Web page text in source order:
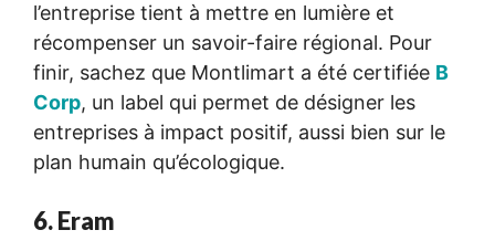
l’entreprise tient à mettre en lumière et
récompenser un savoir-faire régional. Pour
finir, sachez que Montlimart a été certifiée B
Corp, un label qui permet de désigner les
entreprises à impact positif, aussi bien sur le
plan humain qu’écologique.
6. Eram